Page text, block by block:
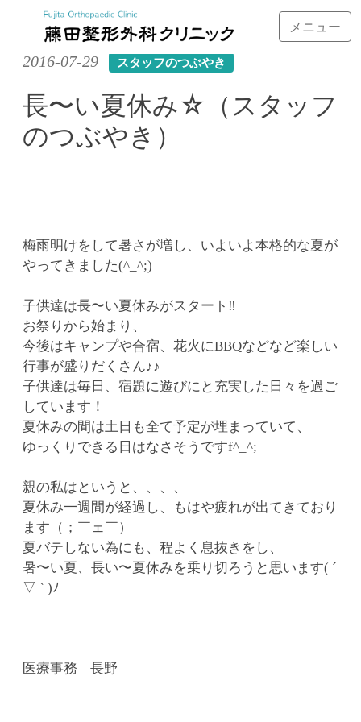
メニュー
2016-07-29 スタッフのつぶやき
長〜い夏休み☆（スタッフ
のつぶやき）
梅雨明けをして暑さが増し、いよいよ本格的な夏が
やってきました(^_^;)
子供達は長〜い夏休みがスタート‼︎
お祭りから始まり、
今後はキャンプや合宿、花火にBBQなどなど楽しい
行事が盛りだくさん♪♪
子供達は毎日、宿題に遊びにと充実した日々を過ご
しています！
夏休みの間は土日も全て予定が埋まっていて、
ゆっくりできる日はなさそうですf^_^;
親の私はというと、、、、
夏休み一週間が経過し、もはや疲れが出てきており
ます（；￣ェ￣）
夏バテしない為にも、程よく息抜きをし、
暑〜い夏、長い〜夏休みを乗り切ろうと思います( ´
▽ ` )ﾉ
医療事務 長野